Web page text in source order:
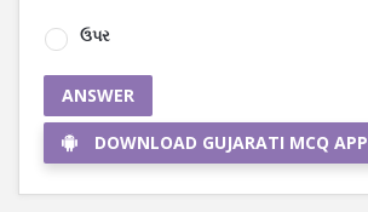
ઉપર
ANSWER
DOWNLOAD GUJARATI MCQ APP